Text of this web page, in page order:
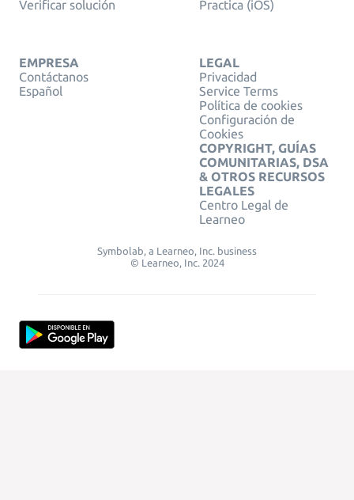
Verificar solución
Practica (iOS)
EMPRESA
Contáctanos
Español
LEGAL
Privacidad
Service Terms
Política de cookies
Configuración de
Cookies
COPYRIGHT, GUÍAS
COMUNITARIAS, DSA
& OTROS RECURSOS
LEGALES
Centro Legal de
Learneo
Symbolab, a Learneo, Inc. business
© Learneo, Inc. 2024